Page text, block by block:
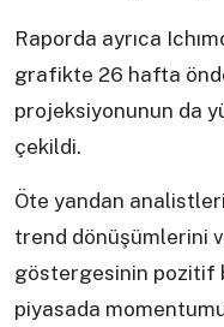
Raporda ayrıca
grafikte 26 hafta
projeksiyonunun da
çekildi.
Öte yandan
trend dönüşümlerini
göstergesinin pozitif
piyasada